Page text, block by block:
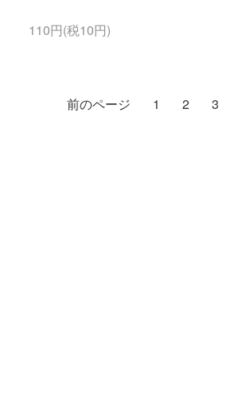
110円(税10円)
前のページ 1 2 3